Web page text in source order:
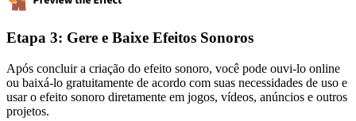
Etapa 3: Gere e Baixe Efeitos Sonoros
Após concluir a criação do efeito sonoro, você pode ouvi-lo online
ou baixá-lo gratuitamente de acordo com suas necessidades de uso e
usar o efeito sonoro diretamente em jogos, vídeos, anúncios e outros
projetos.